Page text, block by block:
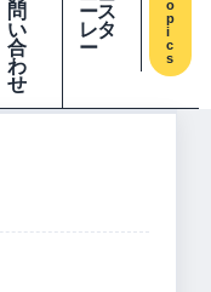
問
い
合
わ
せ
ース
レタ
ー
o
p
i
c
s